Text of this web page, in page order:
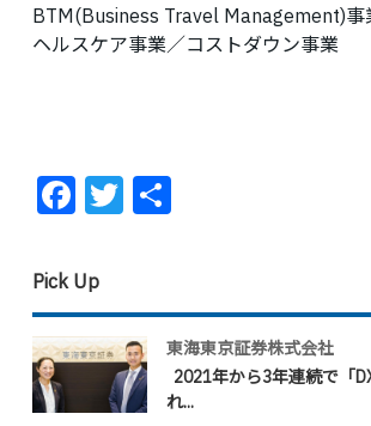
BTM(Business Travel Management)事
ヘルスケア事業／コストダウン事業
Facebook
Twitter
Pick Up
東海東京証券株式会社
2021年から3年連続で「
れ...